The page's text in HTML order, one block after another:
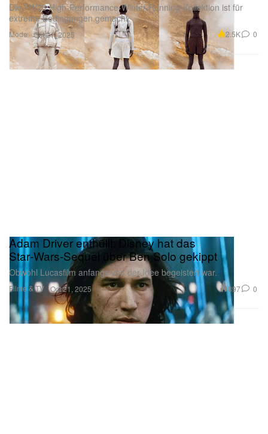
Mode
Die FW25 High-Performance-Winter-Running-Kollektion ist für
extreme Bedingungen gemacht.
Oct 21, 2025 2.5K 0
Filme & TV
Adam Driver enthüllt: Disney hat das
Star‑Wars‑Sequel über Ben Solo gekippt
Obwohl Lucasfilm anfangs von der Idee begeistert war.
Oct 21, 2025 897 0